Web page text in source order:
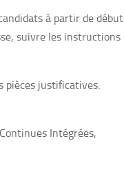
à partir de début
suivre les instructions
pièces justificatives.
Intégrées,